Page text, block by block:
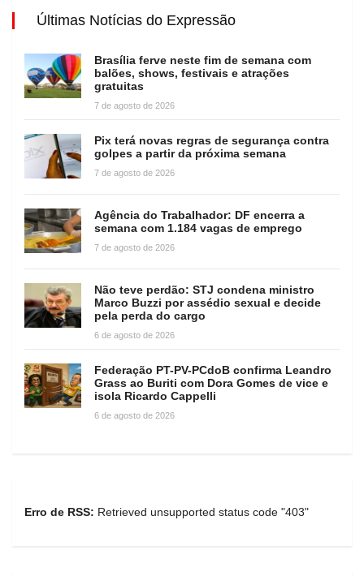
Últimas Notícias do Expressão
Brasília ferve neste fim de semana com
balões, shows, festivais e atrações
gratuitas
7 de agosto de 2026
Pix terá novas regras de segurança contra
golpes a partir da próxima semana
7 de agosto de 2026
Agência do Trabalhador: DF encerra a
semana com 1.184 vagas de emprego
7 de agosto de 2026
Não teve perdão: STJ condena ministro
Marco Buzzi por assédio sexual e decide
pela perda do cargo
6 de agosto de 2026
Federação PT-PV-PCdoB confirma Leandro
Grass ao Buriti com Dora Gomes de vice e
isola Ricardo Cappelli
6 de agosto de 2026
Erro de RSS: Retrieved unsupported status code "403"